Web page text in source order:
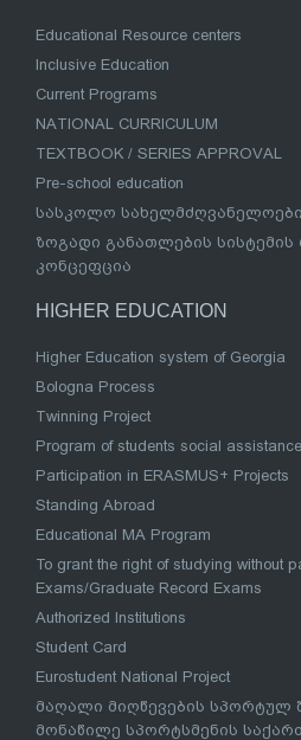
Educational Resource centers
Inclusive Education
Current Programs
NATIONAL CURRICULUM
TEXTBOOK / SERIES APPROVAL
Pre-school education
სასკოლო
ზოგადი განათლების
კონცეფცია
HIGHER EDUCATION
Higher Education system of Georgia
Bologna Process
Twinning Project
Program of students social assistance
Participation in ERASMUS+ Projects
Standing Abroad
Educational MA Program
To grant the right of studying without
Exams/Graduate Record Exams
Authorized Institutions
Student Card
Eurostudent National Project
მაღალი მიღწევების სპორტულ
მონაწილე სპორტსმენის